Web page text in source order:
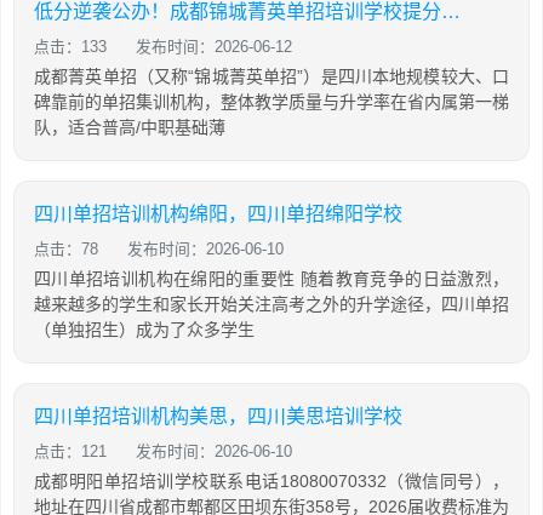
低分逆袭公办！成都锦城菁英单招培训学校提分攻略
点击：133 发布时间：2026-06-12
成都菁英单招（又称“锦城菁英单招”）是四川本地规模较大、口
碑靠前的单招集训机构，整体教学质量与升学率在省内属第一梯
队，适合普高/中职基础薄
四川单招培训机构绵阳，四川单招绵阳学校
点击：78 发布时间：2026-06-10
四川单招培训机构在绵阳的重要性 随着教育竞争的日益激烈，
越来越多的学生和家长开始关注高考之外的升学途径，四川单招
（单独招生）成为了众多学生
四川单招培训机构美思，四川美思培训学校
点击：121 发布时间：2026-06-10
成都明阳单招培训学校联系电话18080070332（微信同号），
地址在四川省成都市郫都区田坝东街358号，2026届收费标准为